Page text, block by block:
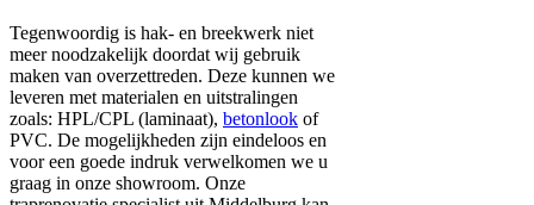
Tegenwoordig is hak- en breekwerk niet
meer noodzakelijk doordat wij gebruik
maken van overzettreden. Deze kunnen we
leveren met materialen en uitstralingen
zoals: HPL/CPL (laminaat), betonlook of
PVC. De mogelijkheden zijn eindeloos en
voor een goede indruk verwelkomen we u
graag in onze showroom. Onze